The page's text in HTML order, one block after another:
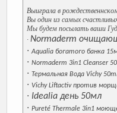
Выиграла в
Вы один из самых
Мы будем посылать ваши
· Normaderm
· Aqualia богатого банка
· Normaderm 3in1 Cleanser
· Термальная Вода Vichy
· Vichy Liftactiv против
· Idealia день 50мл
· Pureté Thermale 3in1